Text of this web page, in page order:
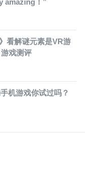
amazing！”
看解谜元素是VR游
戏测评
机游戏你试过吗？